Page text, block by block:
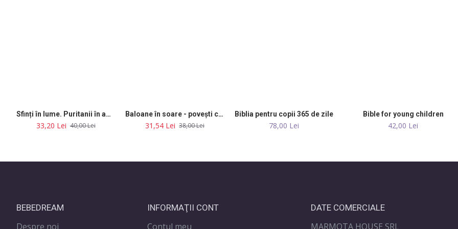
Sfinți în lume. Puritanii în adevărata lor lumină
33,20 Lei 40,00 Lei
Baloane în soare - povești cu tâlc
31,54 Lei 38,00 Lei
Biblia pentru copii 365 de zile
78,00 Lei
Set 28 carduri cu versete
8,30 Lei 10,00 Lei
Bible for young children
42,00 Lei
BEBEDREAM
Despre noi
INFORMAŢII CONT
Contul meu
DATE COMERCIALE
MARMOTA HOUSE SRL